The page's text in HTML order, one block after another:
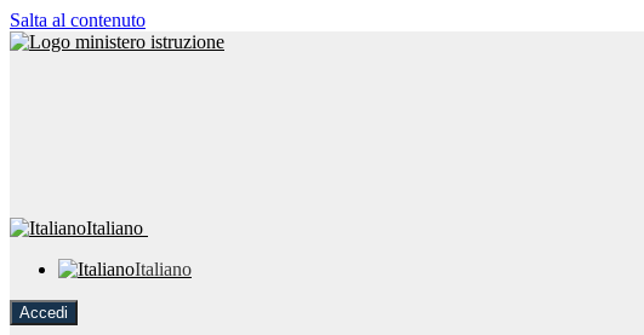
Salta al contenuto
Italiano
Italiano
Accedi